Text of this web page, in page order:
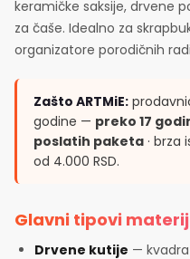
keramičke saksije, drvene
za čaše. Idealno za
organizatore porodičnih
Zašto ARTMiE:
godine — preko 17
poslatih paketa · brza
od 4.000 RSD.
Glavni tipovi
Drvene kutije —